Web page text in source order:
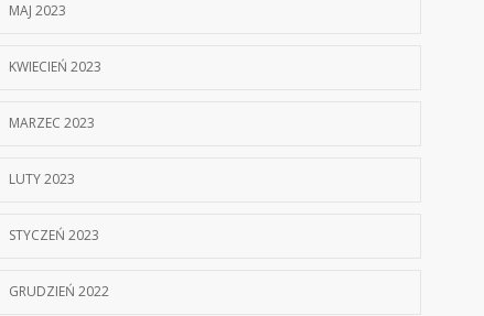
MAJ 2023
KWIECIEŃ 2023
MARZEC 2023
LUTY 2023
STYCZEŃ 2023
GRUDZIEŃ 2022